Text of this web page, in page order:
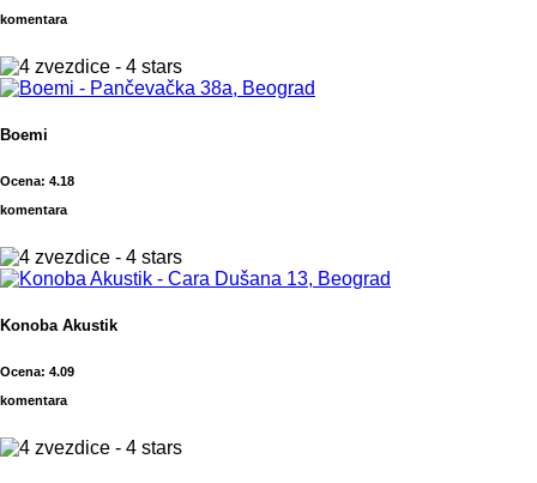
komentara
Boemi
Ocena: 4.18
komentara
Konoba Akustik
Ocena: 4.09
komentara